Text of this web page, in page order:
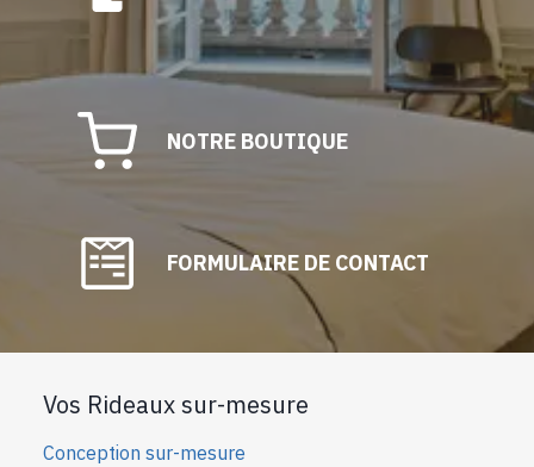
NOTRE BOUTIQUE
FORMULAIRE DE CONTACT
Vos Rideaux sur-mesure
Conception sur-mesure